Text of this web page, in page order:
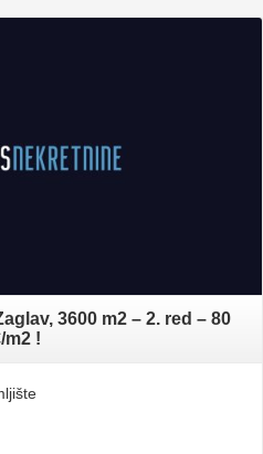
3600 m2 – 2. red – 80
m2 !